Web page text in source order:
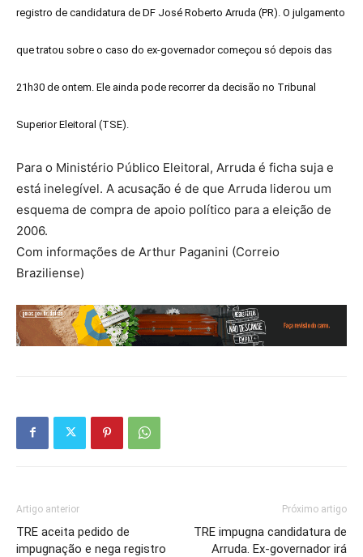
registro de candidatura de DF José Roberto Arruda (PR). O julgamento
que tratou sobre o caso do ex-governador começou só depois das
21h30 de ontem. Ele ainda pode recorrer da decisão no Tribunal
Superior Eleitoral (TSE).
Para o Ministério Público Eleitoral, Arruda é ficha suja e
está inelegível. A acusação é de que Arruda liderou um
esquema de compra de apoio político para a eleição de
2006.
Com informações de Arthur Paganini (Correio
Braziliense)
Artigo anterior
TRE aceita pedido de
impugnação e nega registro
Próximo artigo
TRE impugna candidatura de
Arruda. Ex-governador irá